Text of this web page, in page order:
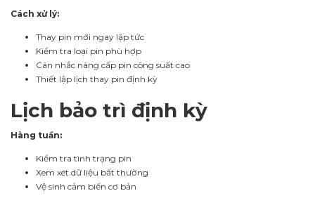
Cách xử lý:
Thay pin mới ngay lập tức
Kiểm tra loại pin phù hợp
Cân nhắc nâng cấp pin công suất cao
Thiết lập lịch thay pin định kỳ
Lịch bảo trì định kỳ
Hàng tuần:
Kiểm tra tình trạng pin
Xem xét dữ liệu bất thường
Vệ sinh cảm biến cơ bản